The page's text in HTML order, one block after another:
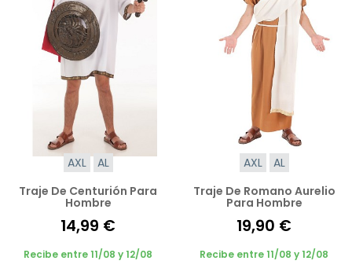
AXL
AL
Traje De Centurión Para
Hombre
14,99 €
Recibe entre 11/08 y 12/08
AXL
AL
Traje De Romano Aurelio
Para Hombre
19,90 €
Recibe entre 11/08 y 12/08